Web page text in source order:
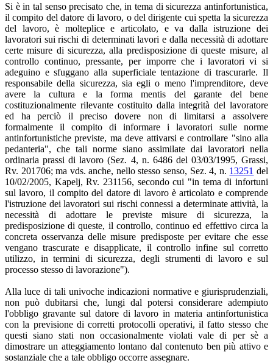
Si è in tal senso precisato che, in tema di sicurezza antinfortunistica,
il compito del datore di lavoro, o del dirigente cui spetta la sicurezza
del lavoro, è molteplice e articolato, e va dalla istruzione dei
lavoratori sui rischi di determinati lavori e dalla necessità di adottare
certe misure di sicurezza, alla predisposizione di queste misure, al
controllo continuo, pressante, per imporre che i lavoratori vi si
adeguino e sfuggano alla superficiale tentazione di trascurarle. Il
responsabile della sicurezza, sia egli o meno l'imprenditore, deve
avere la cultura e la forma mentis del garante del bene
costituzionalmente rilevante costituito dalla integrità del lavoratore
ed ha perciò il preciso dovere non di limitarsi a assolvere
formalmente il compito di informare i lavoratori sulle norme
antinfortunistiche previste, ma deve attivarsi e controllare "sino alla
pedanteria", che tali norme siano assimilate dai lavoratori nella
ordinaria prassi di lavoro (Sez. 4, n. 6486 del 03/03/1995, Grassi,
Rv. 201706; ma vds. anche, nello stesso senso, Sez. 4, n. 13251 del
10/02/2005, Kapelj, Rv. 231156, secondo cui "in tema di infortuni
sul lavoro, il compito del datore di lavoro è articolato e comprende
l'istruzione dei lavoratori sui rischi connessi a determinate attività, la
necessità di adottare le previste misure di sicurezza, la
predisposizione di queste, il controllo, continuo ed effettivo circa la
concreta osservanza delle misure predisposte per evitare che esse
vengano trascurate e disapplicate, il controllo infine sul corretto
utilizzo, in termini di sicurezza, degli strumenti di lavoro e sul
processo stesso di lavorazione").
Alla luce di tali univoche indicazioni normative e giurisprudenziali,
non può dubitarsi che, lungi dal potersi considerare adempiuto
l'obbligo gravante sul datore di lavoro in materia antinfortunistica
con la previsione di corretti protocolli operativi, il fatto stesso che
questi siano stati non occasionalmente violati vale di per sè a
dimostrare un atteggiamento lontano dal contenuto ben più attivo e
sostanziale che a tale obbligo occorre assegnare.